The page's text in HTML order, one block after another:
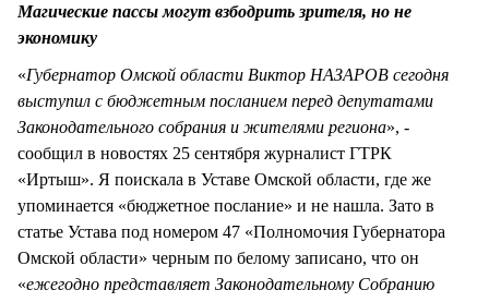
Магические пассы могут взбодрить зрителя, но не
экономику
«Губернатор Омской области Виктор НАЗАРОВ сегодня
выступил с бюджетным посланием перед депутатами
Законодательного собрания и жителями региона», -
сообщил в новостях 25 сентября журналист ГТРК
«Иртыш». Я поискала в Уставе Омской области, где же
упоминается «бюджетное послание» и не нашла. Зато в
статье Устава под номером 47 «Полномочия Губернатора
Омской области» черным по белому записано, что он
«ежегодно представляет Законодательному Собранию